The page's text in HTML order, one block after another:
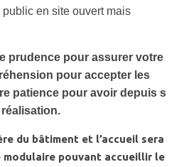
en site ouvert mais
prudence pour assurer votre
pour accepter les
patience pour avoir depuis s
du bâtiment et l’accueil sera
modulaire pouvant accueillir le